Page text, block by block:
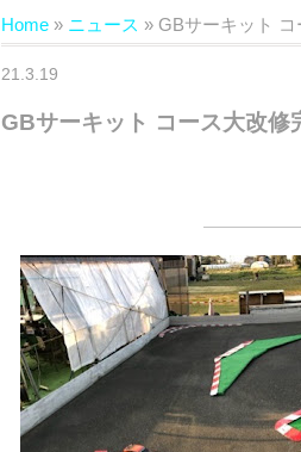
Home » ニュース » GBサーキット
21.3.19
GBサーキット コース大改修